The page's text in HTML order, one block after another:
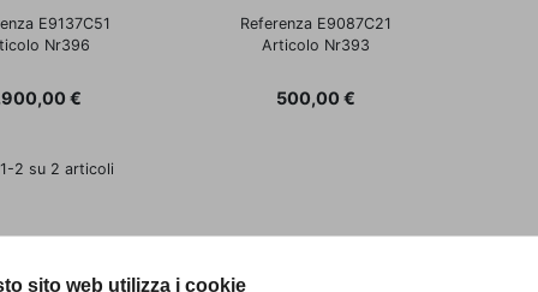
sito web utilizza i cookie
E9137C51
Nr396
€
Referenza E9087C21
Articolo Nr393
Prezzo
500,00 €
2 su 2 articoli